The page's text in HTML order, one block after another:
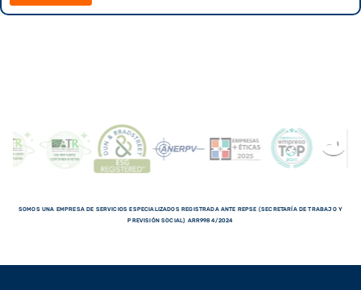
SOMOS UNA EMPRESA DE SERVICIOS ESPECIALIZADOS REGISTRADA ANTE REPSE (SECRETARÍA DE TRABAJO Y
PREVISIÓN SOCIAL) ARR9984/2024